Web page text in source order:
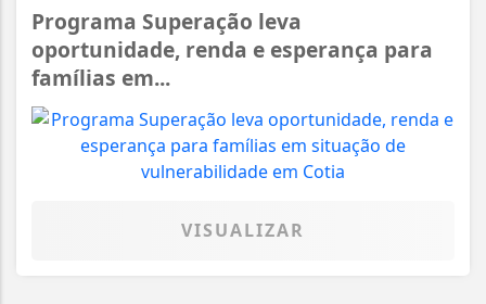
Programa Superação leva
oportunidade, renda e esperança para
famílias em...
VISUALIZAR